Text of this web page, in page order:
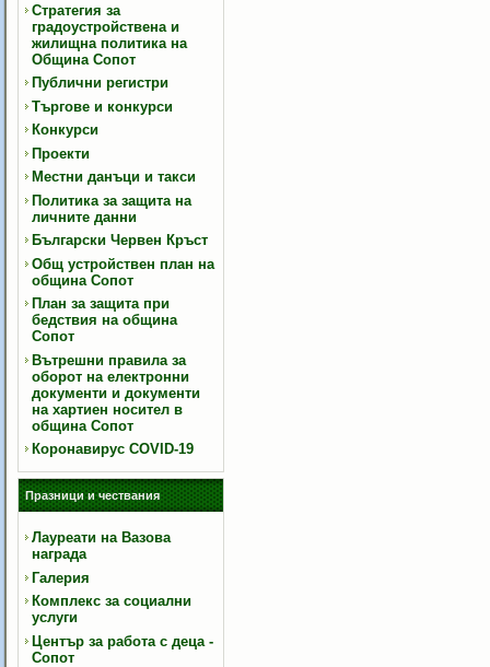
Стратегия за
градоустройствена и
жилищна политика на
Община Сопот
Публични регистри
Търгове и конкурси
Конкурси
Проекти
Местни данъци и такси
Политика за защита на
личните данни
Български Червен Кръст
Общ устройствен план на
община Сопот
План за защита при
бедствия на община
Сопот
Вътрешни правила за
оборот на електронни
документи и документи
на хартиен носител в
община Сопот
Коронавирус COVID-19
Празници и чествания
Лауреати на Вазова
награда
Галерия
Комплекс за социални
услуги
Център за работа с деца -
Сопот